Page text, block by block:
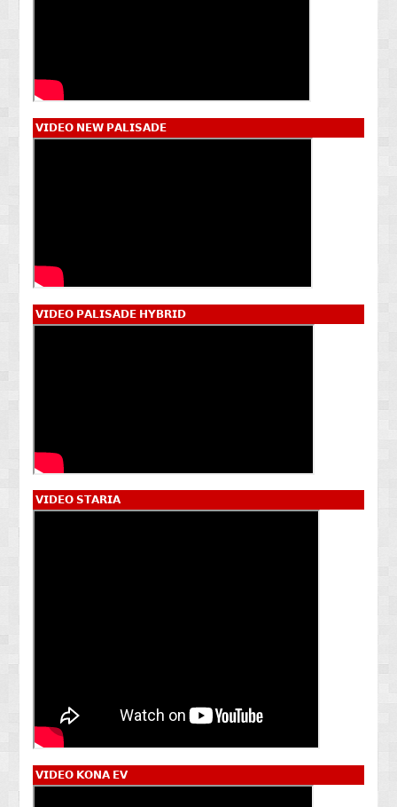
𝗩𝗜𝗗𝗘𝗢 𝗡𝗘𝗪 𝗣𝗔𝗟𝗜𝗦𝗔𝗗𝗘
𝗩𝗜𝗗𝗘𝗢 𝗣𝗔𝗟𝗜𝗦𝗔𝗗𝗘 𝗛𝗬𝗕𝗥𝗜𝗗
𝗩𝗜𝗗𝗘𝗢 𝗦𝗧𝗔𝗥𝗜𝗔
𝗩𝗜𝗗𝗘𝗢 𝗞𝗢𝗡𝗔 𝗘𝗩